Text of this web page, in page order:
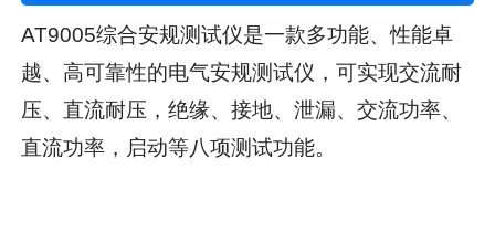
AT9005综合安规测试仪是一款多功能、性能卓
越、高可靠性的电气安规测试仪，可实现交流耐
压、直流耐压，绝缘、接地、泄漏、交流功率、
直流功率，启动等八项测试功能。